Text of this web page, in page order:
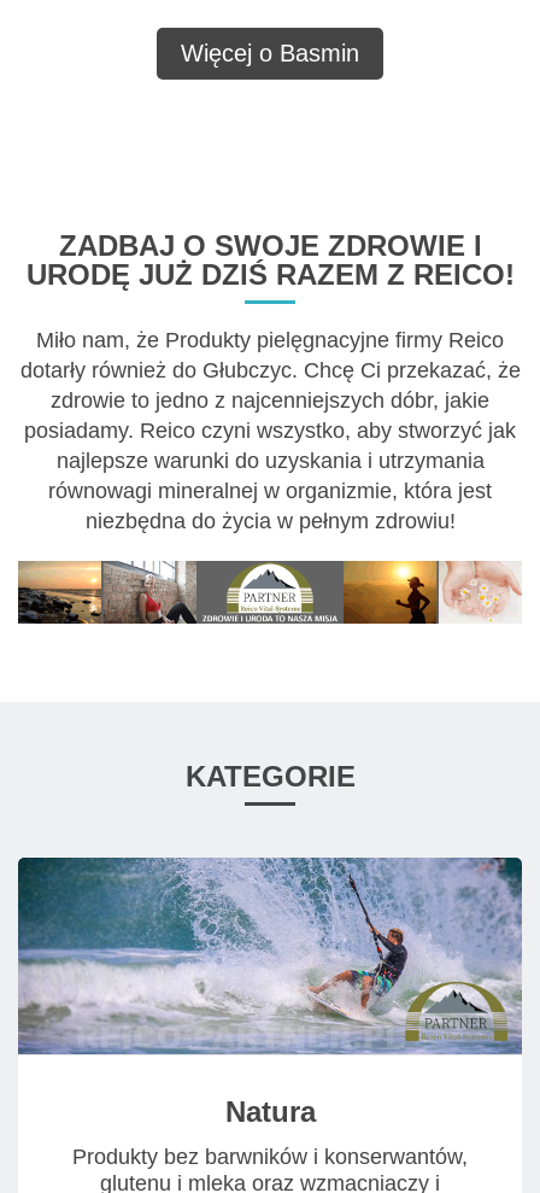
Więcej o Basmin
ZADBAJ O SWOJE ZDROWIE I
URODĘ JUŻ DZIŚ RAZEM Z REICO!
Miło nam, że Produkty pielęgnacyjne firmy Reico
dotarły również do Głubczyc. Chcę Ci przekazać, że
zdrowie to jedno z najcenniejszych dóbr, jakie
posiadamy. Reico czyni wszystko, aby stworzyć jak
najlepsze warunki do uzyskania i utrzymania
równowagi mineralnej w organizmie, która jest
niezbędna do życia w pełnym zdrowiu!
KATEGORIE
Natura
Produkty bez barwników i konserwantów,
glutenu i mleka oraz wzmacniaczy i